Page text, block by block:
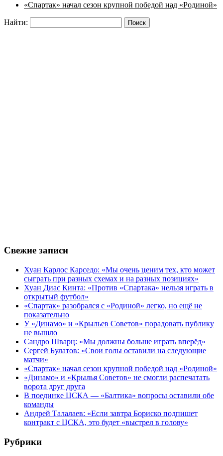
«Спартак» начал сезон крупной победой над «Родиной»
Найти:
Свежие записи
Хуан Карлос Карседо: «Мы очень ценим тех, кто может
сыграть при разных схемах и на разных позициях»
Хуан Диас Кинта: «Против «Спартака» нельзя играть в
открытый футбол»
«Спартак» разобрался с «Родиной» легко, но ещё не
показательно
У «Динамо» и «Крыльев Советов» порадовать публику
не вышло
Сандро Шварц: «Мы должны больше играть вперёд»
Сергей Булатов: «Свои голы оставили на следующие
матчи»
«Спартак» начал сезон крупной победой над «Родиной»
«Динамо» и «Крылья Советов» не смогли распечатать
ворота друг друга
В поединке ЦСКА — «Балтика» вопросы оставили обе
команды
Андрей Талалаев: «Если завтра Бориско подпишет
контракт с ЦСКА, это будет «выстрел в голову»
Рубрики